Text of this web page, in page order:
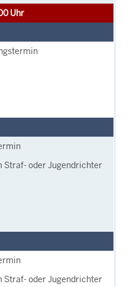
Uhr
Straf- oder Jugendrichter
Straf- oder Jugendrichter